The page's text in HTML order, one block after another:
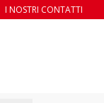
I NOSTRI CONTATTI